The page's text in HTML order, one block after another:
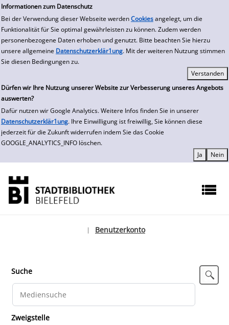
Informationen zum Datenschutz
Bei der Verwendung dieser Webseite werden Cookies angelegt, um die
Funktionalität für Sie optimal gewährleisten zu können. Zudem werden
personenbezogene Daten erhoben und genutzt. Bitte beachten Sie hierzu
unsere allgemeine Datenschutzerklär1ung. Mit der weiteren Nutzung stimmen
Sie diesen Bedingungen zu.
Dürfen wir Ihre Nutzung unserer Website zur Verbesserung unseres Angebots
auswerten?
Dafür nutzen wir Google Analytics. Weitere Infos finden Sie in unserer
Datenschutzerklär1ung. Ihre Einwilligung ist freiwillig, Sie können diese
jederzeit für die Zukunft widerrufen indem Sie das Cookie
GOOGLE_ANALYTICS_INFO löschen.
zur Navigation springen
zum Inhalt springen
Zur Detailanzeige springen
Benutzerkonto
Suche
Zweigstelle